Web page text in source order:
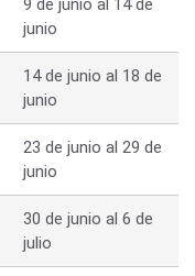
9 de junio al 14 de
junio
14 de junio al 18 de
junio
23 de junio al 29 de
junio
30 de junio al 6 de
julio